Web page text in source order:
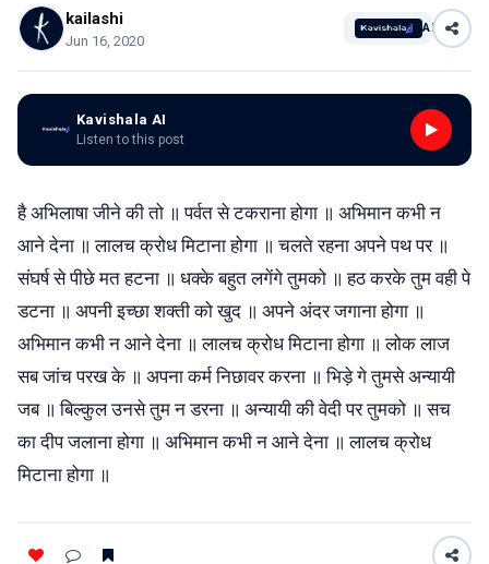
kailashi
Jun 16, 2020
AI
Kavishala AI
Listen to this post
है अभिलाषा जीने की तो ॥ पर्वत से टकराना होगा ॥ अभिमान कभी न
आने देना ॥ लालच क्रोध मिटाना होगा ॥ चलते रहना अपने पथ पर ॥
संघर्ष से पीछे मत हटना ॥ धक्के बहुत लगेंगे तुमको ॥ हठ करके तुम वही पे
डटना ॥ अपनी इच्छा शक्ती को खुद ॥ अपने अंदर जगाना होगा ॥
अभिमान कभी न आने देना ॥ लालच क्रोध मिटाना होगा ॥ लोक लाज
सब जांच परख के ॥ अपना कर्म निछावर करना ॥ भिड़े गे तुमसे अन्यायी
जब ॥ बिल्कुल उनसे तुम न डरना ॥ अन्यायी की वेदी पर तुमको ॥ सच
का दीप जलाना होगा ॥ अभिमान कभी न आने देना ॥ लालच क्रोध
मिटाना होगा ॥